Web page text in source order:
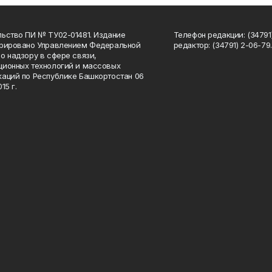
ПИ № ТУ02-01481. Издание
Управлением Федеральной
надзору в сфере связи,
технологий и массовых
по Республике Башкортостан 06
г.
Телефон редакции:
редактор: (34791) 2-06-